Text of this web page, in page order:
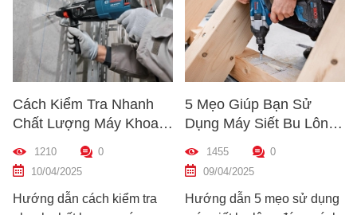
Cách Kiểm Tra Nhanh
Chất Lượng Máy Khoan
Trước Khi Mua – Hướng
Dẫn Chi Tiết Cho Người
Mới
1210
0
10/04/2025
Hướng dẫn cách kiểm tra
5 Mẹo Giúp Bạn Sử
Dụng Máy Siết Bu Lông
Đúng Cách – Bền Máy,
Hiệu Quả Cao
1455
0
09/04/2025
Hướng dẫn 5 mẹo sử dụng